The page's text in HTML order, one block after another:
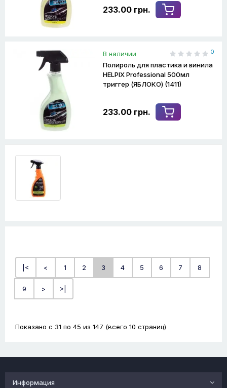
233.00 грн.
В наличии 0
Полироль для пластика и винила
HELPIX Professional 500мл
триггер (ЯБЛОКО) (1411)
233.00 грн.
|< < 1 2 3 4 5 6 7 8
9 > >|
Показано с 31 по 45 из 147 (всего 10 страниц)
Информация